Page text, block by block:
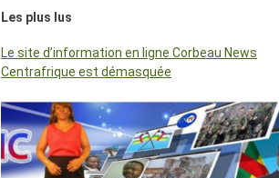
Les plus lus
Le site d’information en ligne Corbeau News
Centrafrique est démasquée